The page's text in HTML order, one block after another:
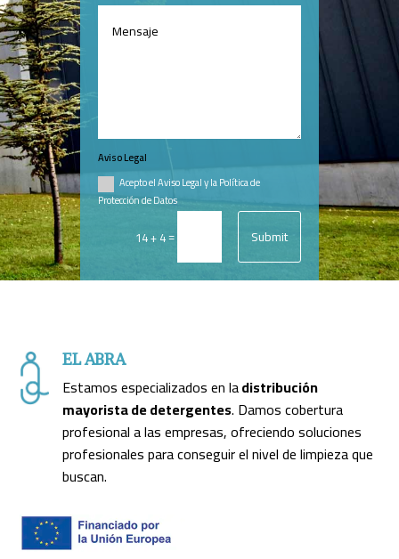
Aviso Legal
Acepto el Aviso Legal y la Política de
Protección de Datos
14 + 4= Submit
EL ABRA
Estamos especializados en ladistribución
mayorista de detergentes. Damos cobertura
profesional a las empresas, ofreciendo soluciones
profesionales para conseguir el nivel de limpieza que
buscan.